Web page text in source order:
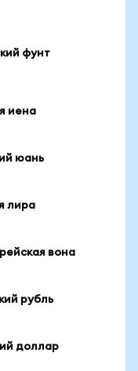
фунт
иена
юань
лира
вона
рубль
доллар